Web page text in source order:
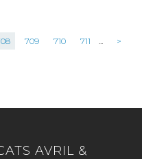
709 710 711 >
AVRIL &